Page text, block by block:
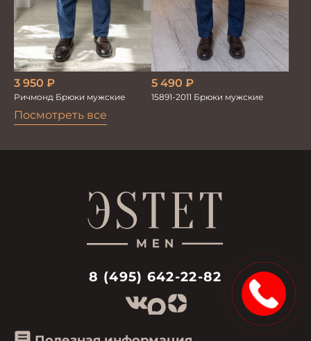
Посмотреть все
3 950 ₽
Ричмонд Брюки мужские
5 490 ₽
15891-2011 Брюки мужские
8 (495) 642-22-82
15%